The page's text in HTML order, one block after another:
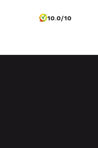
10.0/10